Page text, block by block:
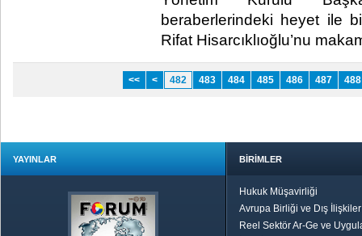
beraberlerindeki heyet ile
Rifat Hisarcıklıoğlu’nu
<< < 482 483 484 485 486 487 488
YAYINLAR BİRİMLER
Hukuk Müşavirliği
Avrupa Birliği ve Dış
Reel Sektör Ar-Ge ve